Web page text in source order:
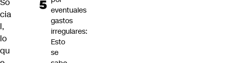
cia
l,
lo
qu
eventuales
gastos
irregulares:
Esto
se